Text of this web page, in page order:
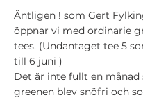
Äntligen ! som Gert
öppnar vi med ordinarie
tees. (Undantaget tee 5
till 6 juni )
Det är inte fullt en månad
greenen blev snöfri och